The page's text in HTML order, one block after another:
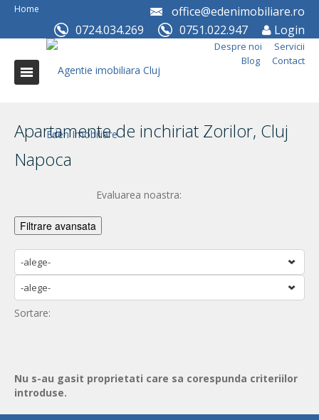
Home
office@edenimobiliare.ro
0724.034.269
0751.022.947 Login
Despre noi
Servicii
Blog
Contact
Apartamente de inchiriat Zorilor, Cluj
Napoca
Evaluarea noastra:
Filtrare avansata
-alege-
-alege-
Sortare:
Nu s-au gasit proprietati care sa corespunda criteriilor
introduse.